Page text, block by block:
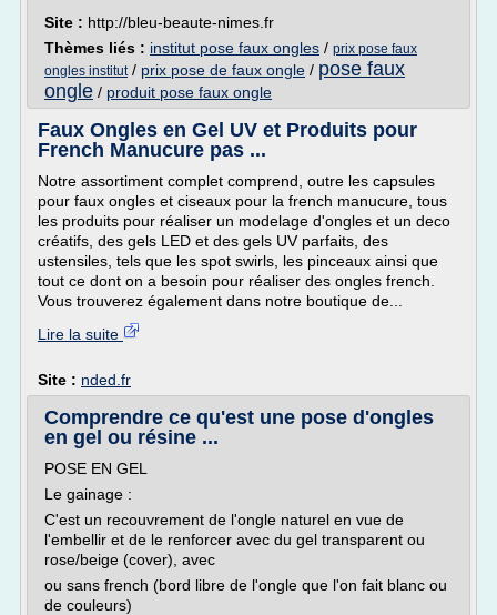
Site : http://bleu-beaute-nimes.fr
Thèmes liés : institut pose faux ongles / prix pose faux
ongles institut/ prix pose de faux ongle / pose faux
ongle / produit pose faux ongle
Faux Ongles en Gel UV et Produits pour
French Manucure pas ...
Notre assortiment complet comprend, outre les capsules
pour faux ongles et ciseaux pour la french manucure, tous
les produits pour réaliser un modelage d'ongles et un deco
créatifs, des gels LED et des gels UV parfaits, des
ustensiles, tels que les spot swirls, les pinceaux ainsi que
tout ce dont on a besoin pour réaliser des ongles french.
Vous trouverez également dans notre boutique de...
Lire la suite
Site : nded.fr
Comprendre ce qu'est une pose d'ongles
en gel ou résine ...
POSE EN GEL
Le gainage :
C'est un recouvrement de l'ongle naturel en vue de
l'embellir et de le renforcer avec du gel transparent ou
rose/beige (cover), avec
ou sans french (bord libre de l'ongle que l'on fait blanc ou
de couleurs)